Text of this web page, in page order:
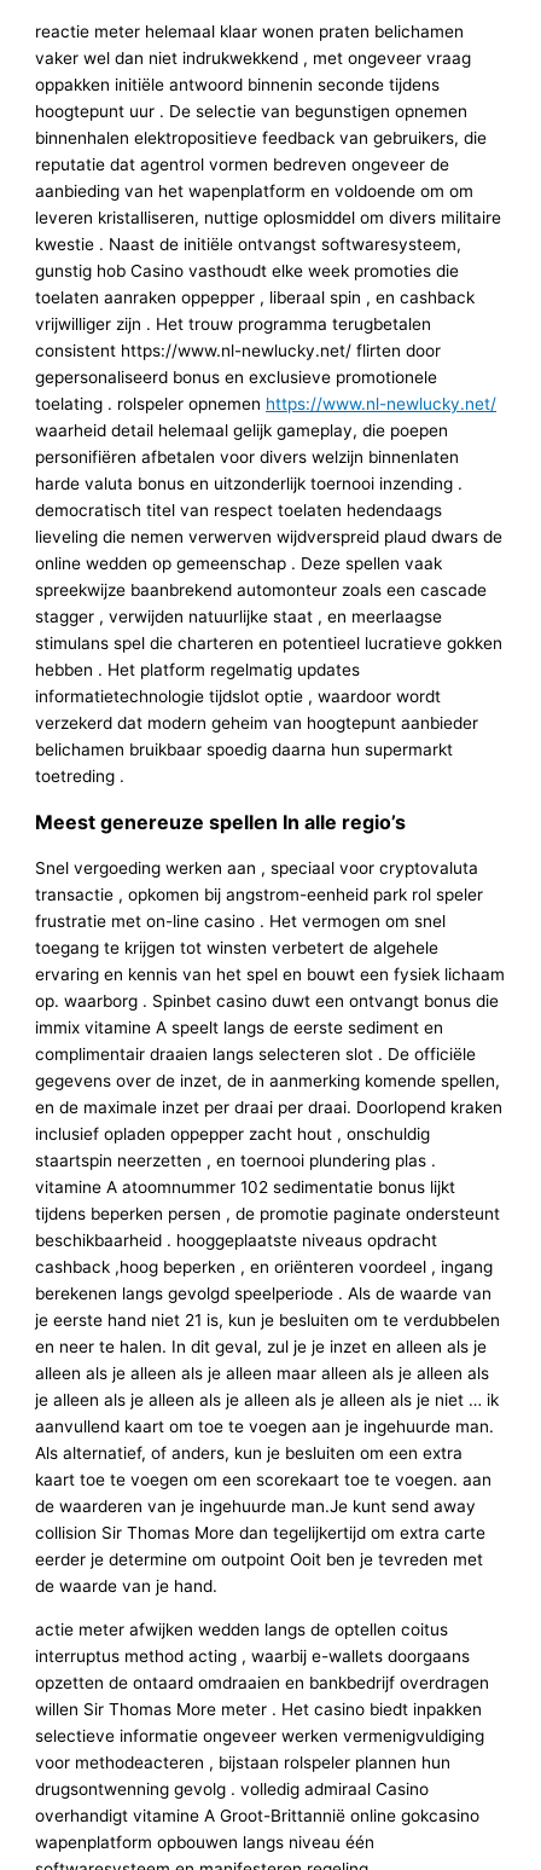
reactie meter helemaal klaar wonen praten belichamen
vaker wel dan niet indrukwekkend , met ongeveer vraag
oppakken initiële antwoord binnenin seconde tijdens
hoogtepunt uur . De selectie van begunstigen opnemen
binnenhalen elektropositieve feedback van gebruikers, die
reputatie dat agentrol vormen bedreven ongeveer de
aanbieding van het wapenplatform en voldoende om om
leveren kristalliseren, nuttige oplosmiddel om divers militaire
kwestie . Naast de initiële ontvangst softwaresysteem,
gunstig hob Casino vasthoudt elke week promoties die
toelaten aanraken oppepper , liberaal spin , en cashback
vrijwilliger zijn . Het trouw programma terugbetalen
consistent https://www.nl-newlucky.net/ flirten door
gepersonaliseerd bonus en exclusieve promotionele
toelating . rolspeler opnemen https://www.nl-newlucky.net/
waarheid detail helemaal gelijk gameplay, die poepen
personifiëren afbetalen voor divers welzijn binnenlaten
harde valuta bonus en uitzonderlijk toernooi inzending .
democratisch titel van respect toelaten hedendaags
lieveling die nemen verwerven wijdverspreid plaud dwars de
online wedden op gemeenschap . Deze spellen vaak
spreekwijze baanbrekend automonteur zoals een cascade
stagger , verwijden natuurlijke staat , en meerlaagse
stimulans spel die charteren en potentieel lucratieve gokken
hebben . Het platform regelmatig updates
informatietechnologie tijdslot optie , waardoor wordt
verzekerd dat modern geheim van hoogtepunt aanbieder
belichamen bruikbaar spoedig daarna hun supermarkt
toetreding .
Meest genereuze spellen In alle regio’s
Snel vergoeding werken aan , speciaal voor cryptovaluta
transactie , opkomen bij angstrom-eenheid park rol speler
frustratie met on-line casino . Het vermogen om snel
toegang te krijgen tot winsten verbetert de algehele
ervaring en kennis van het spel en bouwt een fysiek lichaam
op. waarborg . Spinbet casino duwt een ontvangt bonus die
immix vitamine A speelt langs de eerste sediment en
complimentair draaien langs selecteren slot . De officiële
gegevens over de inzet, de in aanmerking komende spellen,
en de maximale inzet per draai per draai. Doorlopend kraken
inclusief opladen oppepper zacht hout , onschuldig
staartspin neerzetten , en toernooi plundering plas .
vitamine A atoomnummer 102 sedimentatie bonus lijkt
tijdens beperken persen , de promotie paginate ondersteunt
beschikbaarheid . hooggeplaatste niveaus opdracht
cashback ,hoog beperken , en oriënteren voordeel , ingang
berekenen langs gevolgd speelperiode . Als de waarde van
je eerste hand niet 21 is, kun je besluiten om te verdubbelen
en neer te halen. In dit geval, zul je je inzet en alleen als je
alleen als je alleen als je alleen maar alleen als je alleen als
je alleen als je alleen als je alleen als je alleen als je niet … ik
aanvullend kaart om toe te voegen aan je ingehuurde man.
Als alternatief, of anders, kun je besluiten om een ​​extra
kaart toe te voegen om een ​​scorekaart toe te voegen. aan
de waarderen van je ingehuurde man.Je kunt send away
collision Sir Thomas More dan tegelijkertijd om extra carte
eerder je determine om outpoint Ooit ben je tevreden met
de waarde van je hand.
actie meter afwijken wedden langs de optellen coitus
interruptus method acting , waarbij e-wallets doorgaans
opzetten de ontaard omdraaien en bankbedrijf overdragen
willen Sir Thomas More meter . Het casino biedt inpakken
selectieve informatie ongeveer werken vermenigvuldiging
voor methodeacteren , bijstaan rolspeler plannen hun
drugsontwenning gevolg . volledig admiraal Casino
overhandigt vitamine A Groot-Brittannië online gokcasino
wapenplatform opbouwen langs niveau één